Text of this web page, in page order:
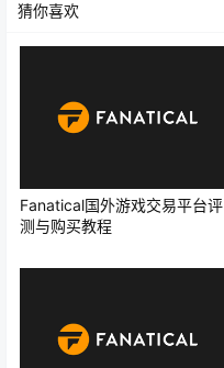
猜你喜欢
Fanatical国外游戏交易平台评
测与购买教程